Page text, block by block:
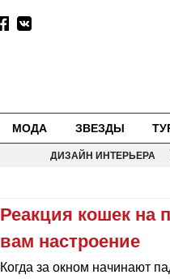
МОДА ЗВЕЗДЫ
ДИЗАЙН ИНТЕРЬЕРА
Реакция кошек на
вам настроение
Когда за окном начинают